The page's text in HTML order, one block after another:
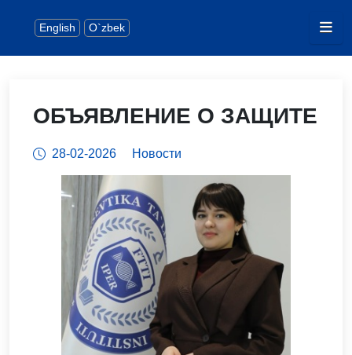
English O`zbek
ОБЪЯВЛЕНИЕ О ЗАЩИТЕ
28-02-2026 Новости